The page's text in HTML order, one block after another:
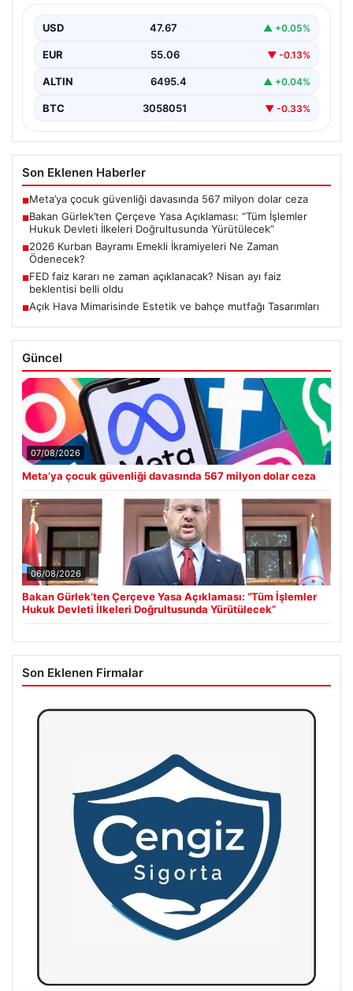
Yürütülecek”
Adalet Bakanı Akın Gürlek, terörle mücadelede yeni bir
dönemi başlatacak çerçeve yasanın Meclis'te kabul…
USD 47.67 ▲ +0.05%
EUR 55.06 ▼ -0.13%
ALTIN 6495.4 ▲ +0.04%
BTC 3058051 ▼ -0.33%
Son Eklenen Haberler
■Meta’ya çocuk güvenliği davasında 567 milyon dolar ceza
■Bakan Gürlek’ten Çerçeve Yasa Açıklaması: “Tüm İşlemler
Hukuk Devleti İlkeleri Doğrultusunda Yürütülecek”
■2026 Kurban Bayramı Emekli İkramiyeleri Ne Zaman
Ödenecek?
■FED faiz kararı ne zaman açıklanacak? Nisan ayı faiz
beklentisi belli oldu
■Açık Hava Mimarisinde Estetik ve bahçe mutfağı Tasarımları
Güncel
07/08/2026
Meta’ya çocuk güvenliği davasında 567 milyon dolar ceza
06/08/2026
Bakan Gürlek’ten Çerçeve Yasa Açıklaması: “Tüm İşlemler
Hukuk Devleti İlkeleri Doğrultusunda Yürütülecek”
Son Eklenen Firmalar